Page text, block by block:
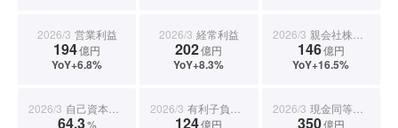
2026/3 営業利益
194億円
YoY+6.8%
2026/3 経常利益
202億円
YoY+8.3%
2026/3 親会社株主に帰属する当期純利益
146億円
YoY+16.5%
2026/3 自己資本比率
64.3%
2026/3 有利子負債合計
124億円
2026/3 現金同等物期末残高
350億円